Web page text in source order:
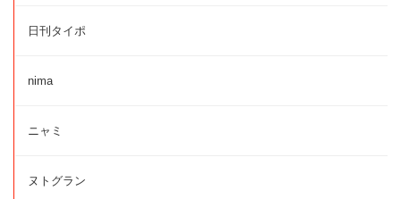
日刊タイポ
nima
ニャミ
ヌトグラン